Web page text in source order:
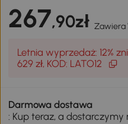
267,90zł Zawiera
Letnia wyprzedaż: 12%
629 zł, KOD: LATO12
Darmowa dostawa
: Kup teraz, a dostarczymy